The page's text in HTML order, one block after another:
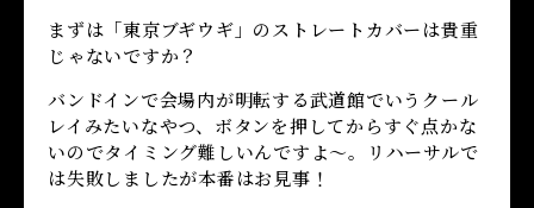
まずは「東京ブギウギ」のストレートカバーは貴重
じゃないですか？
バンドインで会場内が明転する武道館でいうクール
レイみたいなやつ、ボタンを押してからすぐ点かな
いのでタイミング難しいんですよ〜。リハーサルで
は失敗しましたが本番はお見事！